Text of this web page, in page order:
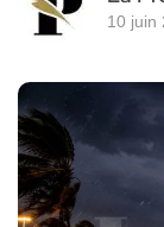
10 juin